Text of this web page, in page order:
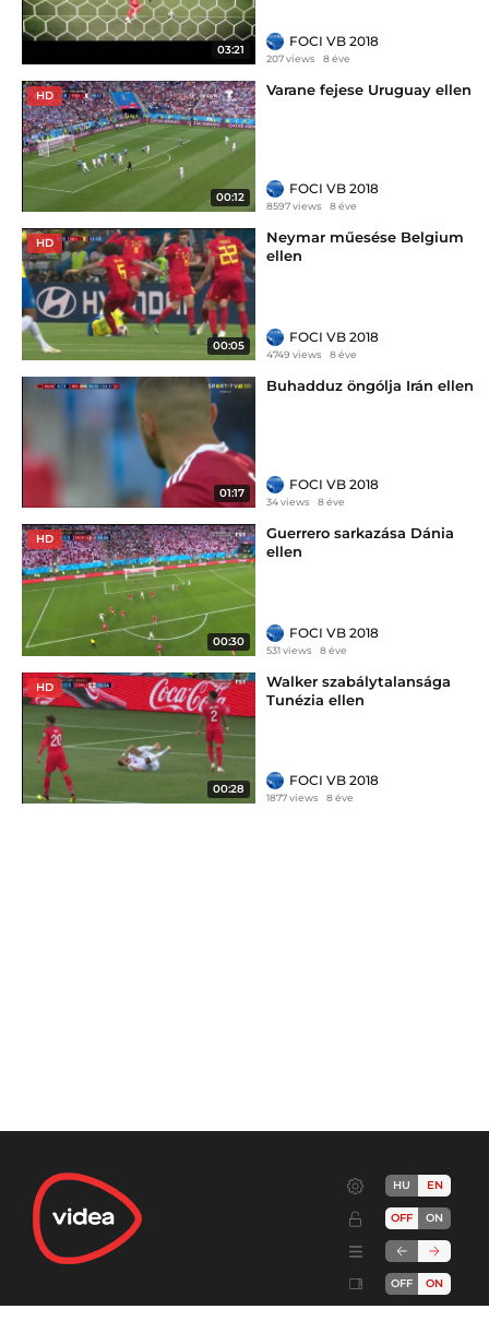
03:21
FOCI VB 2018
207 views 8 éve
HD
00:12
Varane fejese Uruguay ellen
FOCI VB 2018
8597 views 8 éve
HD
00:05
Neymar műesése Belgium
ellen
FOCI VB 2018
4749 views 8 éve
01:17
Buhadduz öngólja Irán ellen
FOCI VB 2018
34 views 8 éve
HD
00:30
Guerrero sarkazása Dánia
ellen
FOCI VB 2018
531 views 8 éve
HD
00:28
Walker szabálytalansága
Tunézia ellen
FOCI VB 2018
1877 views 8 éve
HU EN
OFF ON
OFF ON